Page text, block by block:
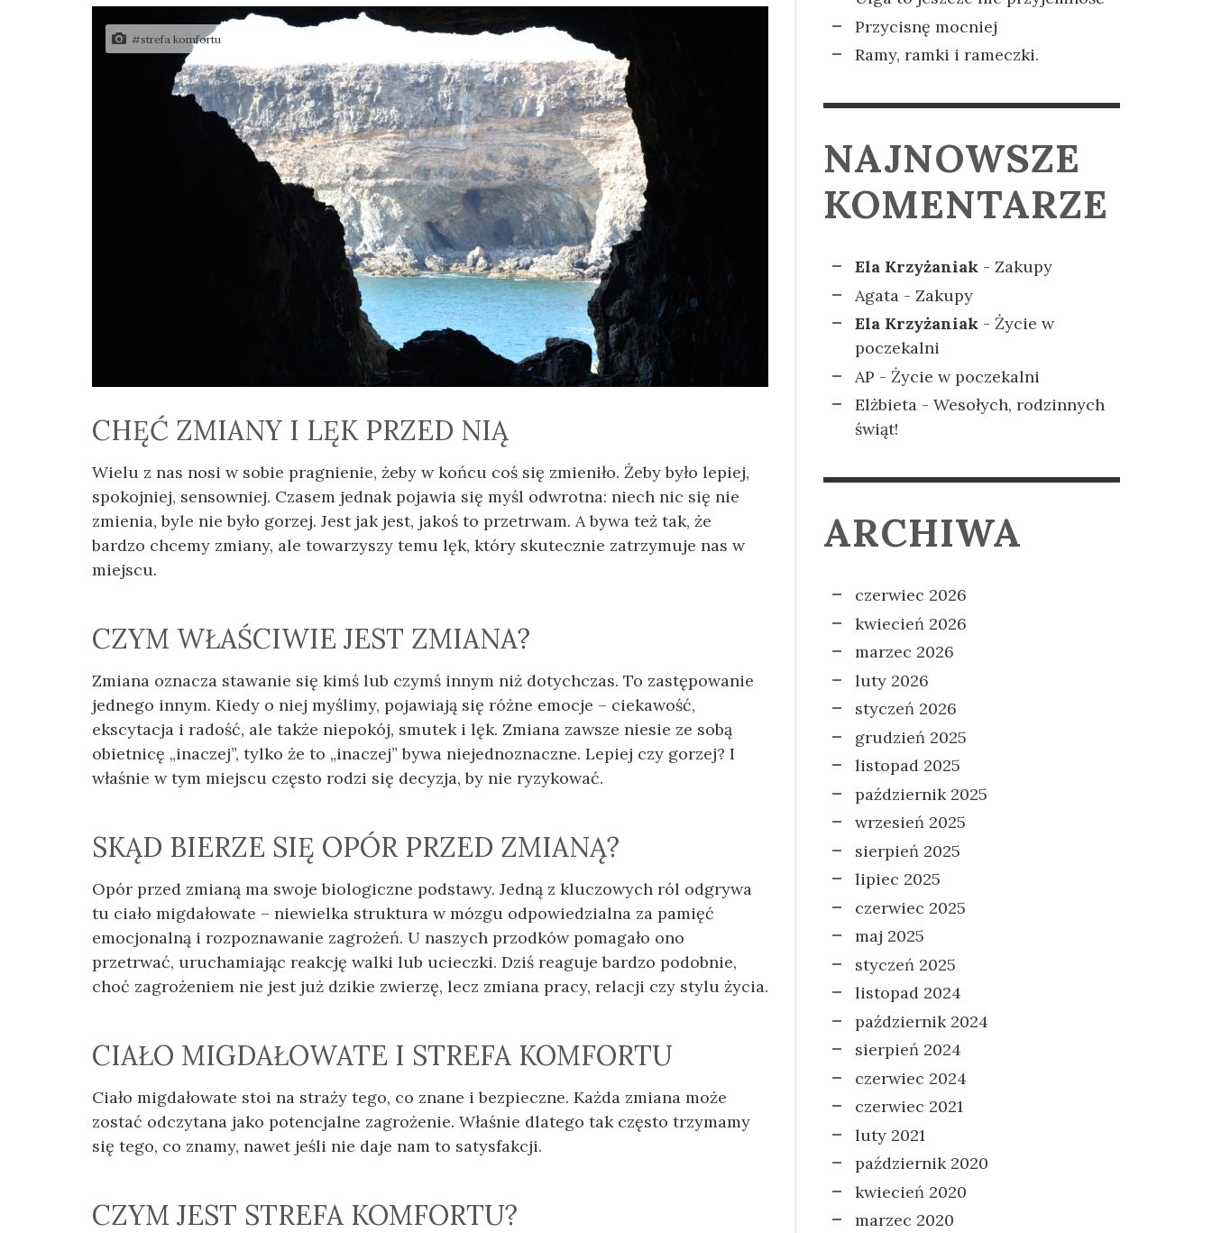
#strefa komfortu
CHĘĆ ZMIANY I LĘK PRZED NIĄ
Wielu z nas nosi w sobie pragnienie, żeby w końcu coś się zmieniło. Żeby było lepiej,
spokojniej, sensowniej. Czasem jednak pojawia się myśl odwrotna: niech nic się nie
zmienia, byle nie było gorzej. Jest jak jest, jakoś to przetrwam. A bywa też tak, że
bardzo chcemy zmiany, ale towarzyszy temu lęk, który skutecznie zatrzymuje nas w
miejscu.
CZYM WŁAŚCIWIE JEST ZMIANA?
Zmiana oznacza stawanie się kimś lub czymś innym niż dotychczas. To zastępowanie
jednego innym. Kiedy o niej myślimy, pojawiają się różne emocje – ciekawość,
ekscytacja i radość, ale także niepokój, smutek i lęk. Zmiana zawsze niesie ze sobą
obietnicę „inaczej”, tylko że to „inaczej” bywa niejednoznaczne. Lepiej czy gorzej? I
właśnie w tym miejscu często rodzi się decyzja, by nie ryzykować.
SKĄD BIERZE SIĘ OPÓR PRZED ZMIANĄ?
Opór przed zmianą ma swoje biologiczne podstawy. Jedną z kluczowych ról odgrywa
tu ciało migdałowate – niewielka struktura w mózgu odpowiedzialna za pamięć
emocjonalną i rozpoznawanie zagrożeń. U naszych przodków pomagało ono
przetrwać, uruchamiając reakcję walki lub ucieczki. Dziś reaguje bardzo podobnie,
choć zagrożeniem nie jest już dzikie zwierzę, lecz zmiana pracy, relacji czy stylu życia.
CIAŁO MIGDAŁOWATE I STREFA KOMFORTU
Ciało migdałowate stoi na straży tego, co znane i bezpieczne. Każda zmiana może
zostać odczytana jako potencjalne zagrożenie. Właśnie dlatego tak często trzymamy
się tego, co znamy, nawet jeśli nie daje nam to satysfakcji.
CZYM JEST STREFA KOMFORTU?
Przycisnę mocniej
Ramy, ramki i rameczki.
NAJNOWSZE
KOMENTARZE
Ela Krzyżaniak - Zakupy
Agata - Zakupy
Ela Krzyżaniak - Życie w
poczekalni
AP - Życie w poczekalni
Elżbieta - Wesołych, rodzinnych
świąt!
ARCHIWA
czerwiec 2026
kwiecień 2026
marzec 2026
luty 2026
styczeń 2026
grudzień 2025
listopad 2025
październik 2025
wrzesień 2025
sierpień 2025
lipiec 2025
czerwiec 2025
maj 2025
styczeń 2025
listopad 2024
październik 2024
sierpień 2024
czerwiec 2024
czerwiec 2021
luty 2021
październik 2020
kwiecień 2020
marzec 2020